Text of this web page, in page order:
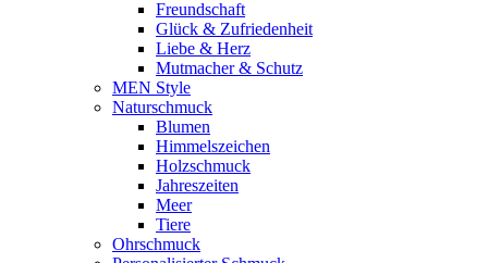
Freundschaft
Glück & Zufriedenheit
Liebe & Herz
Mutmacher & Schutz
MEN Style
Naturschmuck
Blumen
Himmelszeichen
Holzschmuck
Jahreszeiten
Meer
Tiere
Ohrschmuck